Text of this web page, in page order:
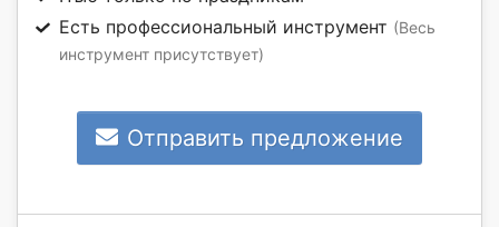
Есть профессиональный инструмент (Весь
инструмент присутствует)
Отправить предложение